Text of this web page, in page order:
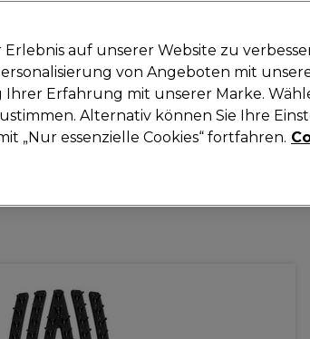
Elektrogeräte Saloneinrichtung Kosmetik
Erlebnis auf unserer Website zu
von Angeboten mit
Erfahrung mit unserer Marke.
Alternativ können Sie Ihre
„Nur essenzielle Cookies“ fortfahren.